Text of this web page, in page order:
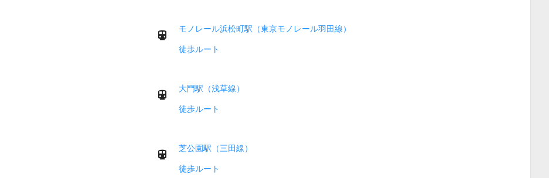
モノレール浜松町駅（東京モノレール羽田線）
徒歩ルート
大門駅（浅草線）
徒歩ルート
芝公園駅（三田線）
徒歩ルート